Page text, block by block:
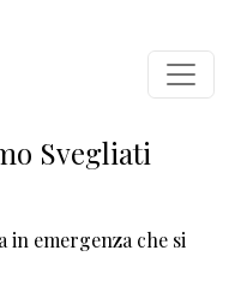
Svegliati
in emergenza che si